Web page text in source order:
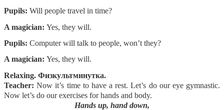
Pupils: Will people travel in time?
A magician: Yes, they will.
Pupils: Computer will talk to people, won’t they?
A magician: Yes, they will.
Relaxing. Физкультминутка.
Teacher: Now it’s time to have a rest. Let’s do our eye gymnastic.
Now let’s do our exercises for hands and body.
Hands up, hand down,